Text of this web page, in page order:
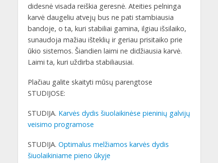
didesnė visada reiškia geresnė. Ateities pelninga
karvė daugeliu atvejų bus ne pati stambiausia
bandoje, o ta, kuri stabiliai gamina, ilgiau išsilaiko,
sunaudoja mažiau išteklių ir geriau prisitaiko prie
ūkio sistemos. Šiandien laimi ne didžiausia karvė.
Laimi ta, kuri uždirba stabiliausiai.
Plačiau galite skaityti mūsų parengtose
STUDIJOSE:
STUDIJA. Karvės dydis šiuolaikinėse pieninių galvijų
veisimo programose
STUDIJA. Optimalus melžiamos karvės dydis
šiuolaikiniame pieno ūkyje